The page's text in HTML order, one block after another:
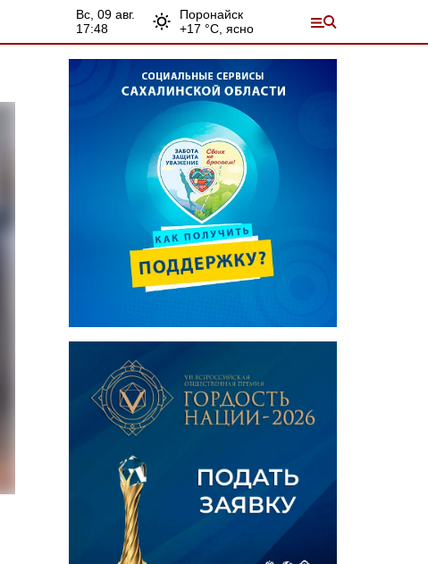
вс, 09 авг.
17:48
Поронайск
+17 °С, ясно